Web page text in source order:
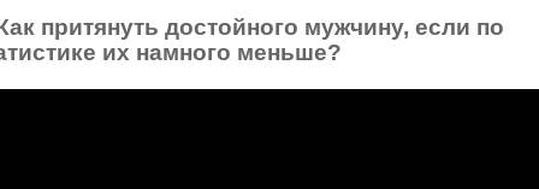
притянуть достойного мужчину, если по
их намного меньше?